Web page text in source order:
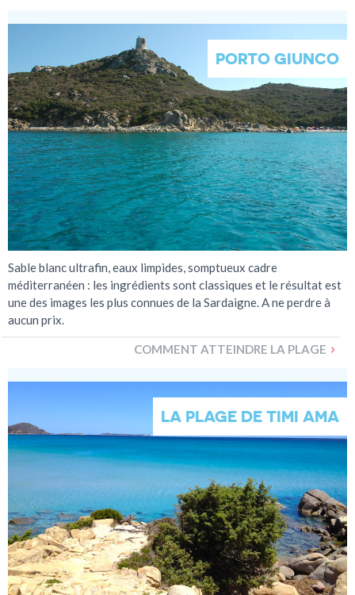
PORTO GIUNCO
Sable blanc ultrafin, eaux limpides, somptueux cadre
méditerranéen : les ingrédients sont classiques et le résultat est
une des images les plus connues de la Sardaigne. A ne perdre à
aucun prix.
COMMENT ATTEINDRE LA PLAGE
LA PLAGE DE TIMI AMA